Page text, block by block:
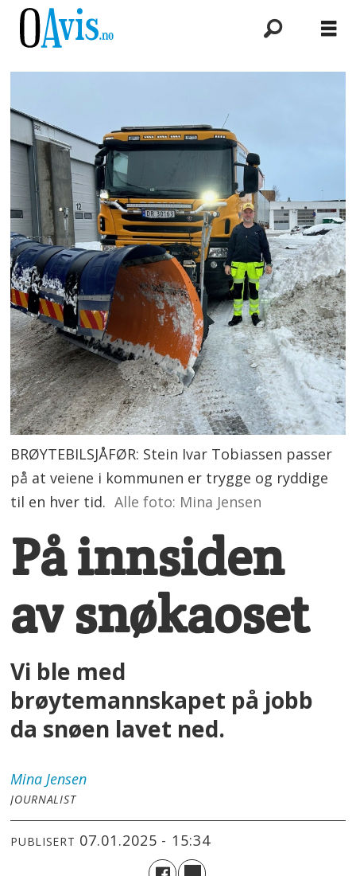
BRØYTEBILSJÅFØR: Stein Ivar Tobiassen passer
på at veiene i kommunen er trygge og ryddige
til en hver tid. Alle foto: Mina Jensen
På innsiden
av snøkaoset
Vi ble med
brøytemannskapet på jobb
da snøen lavet ned.
Mina Jensen
JOURNALIST
PUBLISERT 07.01.2025 - 15:34